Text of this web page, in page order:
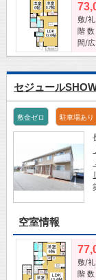
敷/礼
階 数
間/
セジュール
敷金ゼロ 駐車場あり
空室情報
敷/礼
階